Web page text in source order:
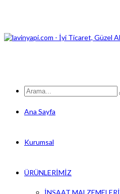
Ana Sayfa
Kurumsal
ÜRÜNLERİMİZ
İNŞAAT MALZEMELERİ